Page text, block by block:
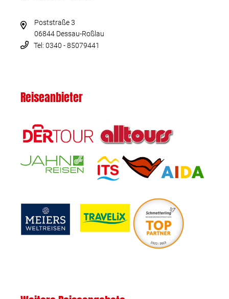
Poststraße 3
06844 Dessau-Roßlau
Tel: 0340 - 85079441
Reiseanbieter